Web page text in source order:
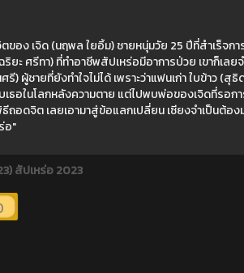
อง เจิด (นฤพล ใยอิ้ม) ชายหนุ่มวัย 25 ปีที่สำเร็จกา
ะ ศรีทา) ที่ทำอาชีพสัปเหร่อมีอาการป่วย เขาก็เลย
ผู้ชายที่ยังทำใจไม่ได้ เพราะว่าแฟนเก่า ใบข้าว (สุธิ
ธอในโลกหลังความตาย แต่ไปพบพ่อของเจิดที่รอก
อดจิต เลยเอามาสู่ข้อแลกเปลี่ยน เซียงจำเป็นต้อง
อ"
สัปเหร่อ 2023